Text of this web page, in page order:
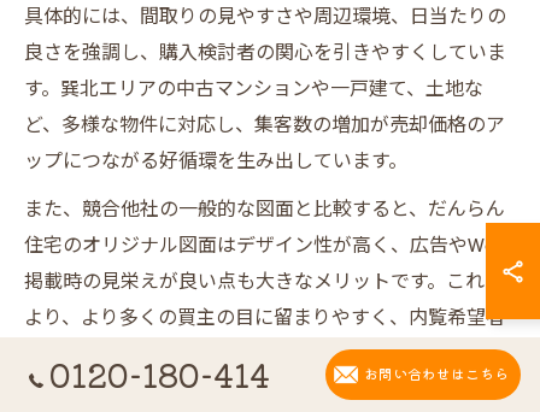
具体的には、間取りの見やすさや周辺環境、日当たりの
良さを強調し、購入検討者の関心を引きやすくしていま
す。巽北エリアの中古マンションや一戸建て、土地な
ど、多様な物件に対応し、集客数の増加が売却価格のア
ップにつながる好循環を生み出しています。
また、競合他社の一般的な図面と比較すると、だんらん
住宅のオリジナル図面はデザイン性が高く、広告やWeb
掲載時の見栄えが良い点も大きなメリットです。これに
より、より多くの買主の目に留まりやすく、内覧希望者
の増加や短期間での成約に結びついています。巽北エリ
アでの不動産売却を成功させるために、まずはこの集客
0120-180-414 お問い合わせはこちら